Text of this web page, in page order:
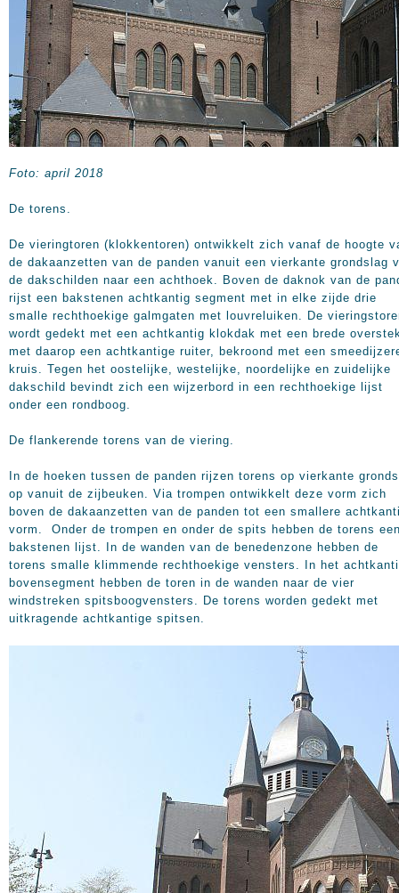
Foto: april 2018
De torens.
De vieringtoren (klokkentoren) ontwikkelt zich vanaf de hoogte
de dakaanzetten van de panden vanuit een vierkante grondslag
de dakschilden naar een achthoek. Boven de daknok van de
rijst een bakstenen achtkantig segment met in elke zijde drie
smalle rechthoekige galmgaten met louvreluiken. De
wordt gedekt met een achtkantig klokdak met een brede
met daarop een achtkantige ruiter, bekroond met een
kruis. Tegen het oostelijke, westelijke, noordelijke en zuidelijke
dakschild bevindt zich een wijzerbord in een rechthoekige lijst
onder een rondboog.
De flankerende torens van de viering.
In de hoeken tussen de panden rijzen torens op vierkante
op vanuit de zijbeuken. Via trompen ontwikkelt deze vorm zich
boven de dakaanzetten van de panden tot een smallere
vorm. Onder de trompen en onder de spits hebben de torens
bakstenen lijst. In de wanden van de benedenzone hebben de
torens smalle klimmende rechthoekige vensters. In het
bovensegment hebben de toren in de wanden naar de vier
windstreken spitsboogvensters. De torens worden gedekt met
uitkragende achtkantige spitsen.